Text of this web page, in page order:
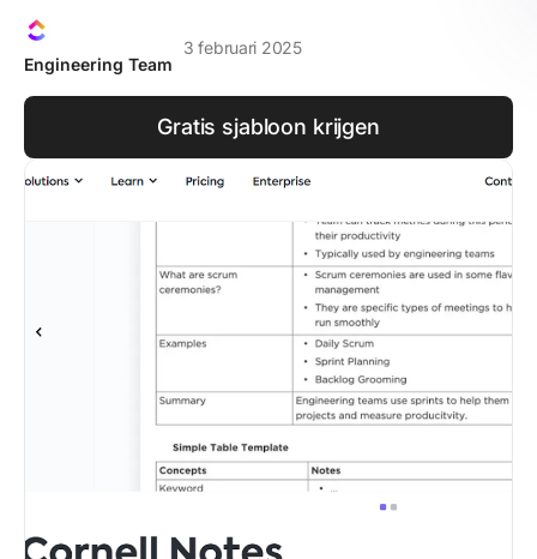
Engineering Team
3 februari 2025
Gratis sjabloon krijgen